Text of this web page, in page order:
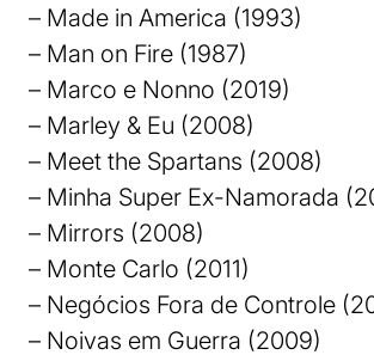
– Made in America (1993)
– Man on Fire (1987)
– Marco e Nonno (2019)
– Marley & Eu (2008)
– Meet the Spartans (2008)
– Minha Super Ex-Namorada
– Mirrors (2008)
– Monte Carlo (2011)
– Negócios Fora de Controle
– Noivas em Guerra (2009)